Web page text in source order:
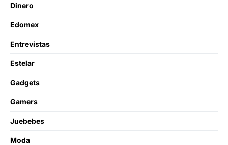
Dinero
Edomex
Entrevistas
Estelar
Gadgets
Gamers
Juebebes
Moda